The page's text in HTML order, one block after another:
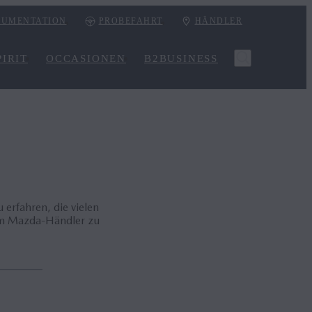
PROBEFAHRT HÄNDLER
OCCASIONEN B2BUSINESS
erfahren, die vielen
Mazda-Händler zu